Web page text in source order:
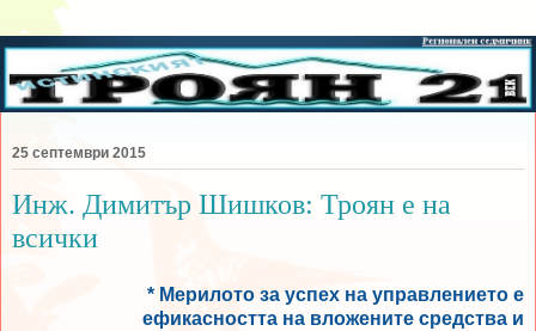
25 септември 2015
Инж. Димитър Шишков: Троян е на
всички
* Мерилото за успех на управлението е
ефикасността на вложените средства и